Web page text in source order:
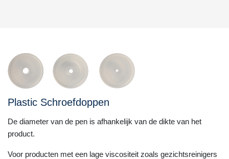
Plastic Schroefdoppen
De diameter van de pen is afhankelijk van de dikte van het
product.
Voor producten met een lage viscositeit zoals gezichtsreinigers